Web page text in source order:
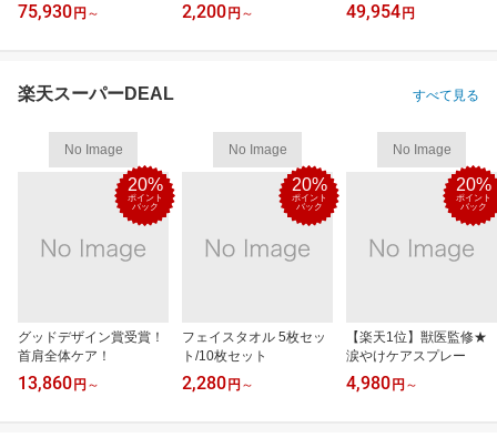
75,930 円 ～ 2,200 円 ～ 49,954 円
楽天スーパーDEAL すべて見る
No Image
20%
ポイント
バック
グッドデザイン賞受賞！
首肩全体ケア！
13,860 円 ～
No Image
20%
ポイント
バック
フェイスタオル 5枚セッ
ト/10枚セット
2,280 円 ～
No Image
20%
ポイント
バック
【楽天1位】獣医監修★
涙やけケアスプレー
4,980 円 ～